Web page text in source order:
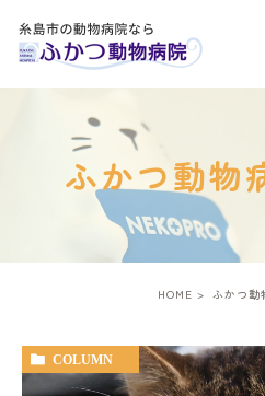
HOME
医院紹介
スタッフ紹介
アクセス
ふかつ動物
HOME ふかつ動
COLUMN